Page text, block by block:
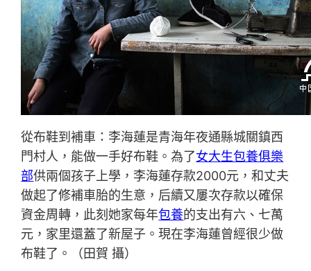
從布鞋到補車：李海蓮是青海年夜通縣城關鎮西
門村人，能做一手好布鞋。為了女大生包養俱樂
部供兩個孩子上學，李海蓮存款2000元，和丈夫
做起了修補車胎的生意，后續又屢次存款以確保
資金周轉，此刻她家每年包養的支出有六、七萬
元，家里還蓋了新屋子。現在李海蓮曾經很少做
布鞋了。（田賀 攝）